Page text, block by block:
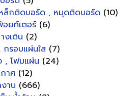
หล็กติดบอร์ด , หมุดติดบอร์ด (10)
อยท์เตอร์ (6)
งเดิน (2)
กรอบแผ่นใส (7)
, โฟมแผ่น (24)
าศ (12)
าน (666)